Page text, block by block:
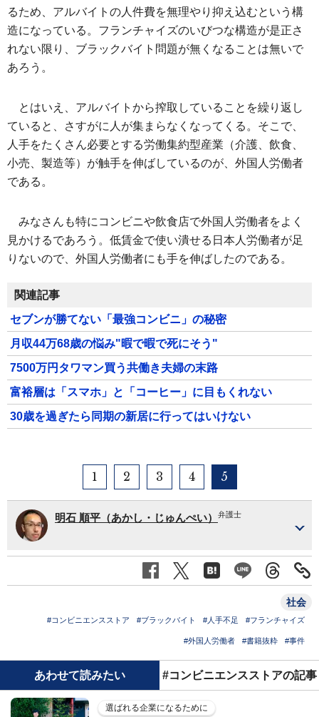
るため、アルバイトの人件費を無理やり抑え込むという構
造になっている。フランチャイズのいびつな構造が是正さ
れない限り、ブラックバイト問題が無くなることは無いで
あろう。
とはいえ、アルバイトから搾取していることを繰り返し
ていると、さすがに人が集まらなくなってくる。そこで、
人手をたくさん必要とする労働集約型産業（介護、飲食、
小売、製造等）が触手を伸ばしているのが、外国人労働者
である。
みなさんも特にコンビニや飲食店で外国人労働者をよく
見かけるであろう。低賃金で使い潰せる日本人労働者が足
りないので、外国人労働者にも手を伸ばしたのである。
関連記事
セブンが勝てない「最強コンビニ」の秘密
月収44万68歳の悩み"暇で暇で死にそう"
7500万円タワマン買う共働き夫婦の末路
富裕層は「スマホ」と「コーヒー」に目もくれない
30歳を過ぎたら同期の新居に行ってはいけない
1 2 3 4 5
明石 順平（あかし・じゅんぺい） 弁護士
社会
#コンビニエンスストア #ブラックバイト #人手不足 #フランチャイズ
#外国人労働者 #書籍抜粋 #事件
あわせて読みたい #コンビニエンスストアの記事
選ばれる企業になるために